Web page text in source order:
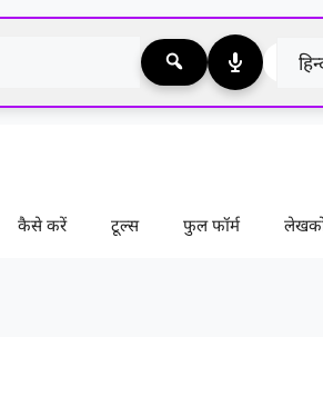
कैसे करें टूल्स फुल फॉर्म